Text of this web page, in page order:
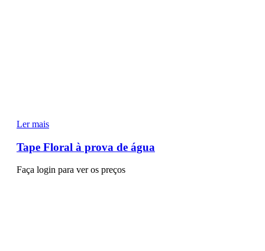
Ler mais
Tape Floral à prova de água
Faça login para ver os preços